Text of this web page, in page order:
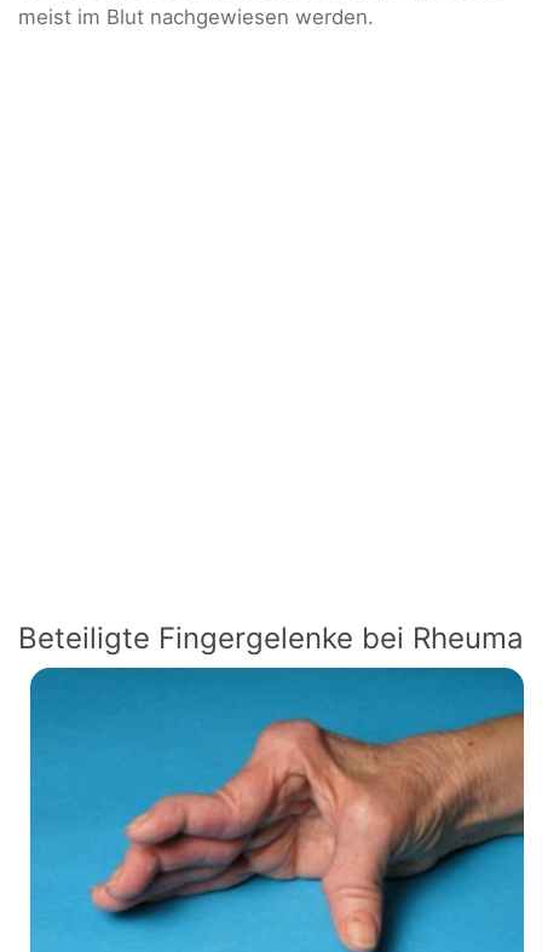
meist im Blut nachgewiesen werden.
Beteiligte Fingergelenke bei Rheuma